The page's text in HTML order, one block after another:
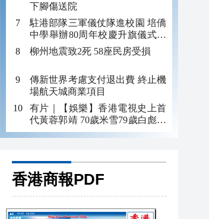
下腳傷送院
駐港部隊三軍儀仗隊進校園 培僑
中學舉辦80周年校慶升旗儀式暨
國防教育活動
柳州地震致2死 58座民房受損
傳新世界考慮支付退出費 終止機
場航天城商業項目
有片｜【娛樂】香港電視史上首
代黃蓉郭靖 70歲米雪79歲白彪再
度同框
香港商報PDF